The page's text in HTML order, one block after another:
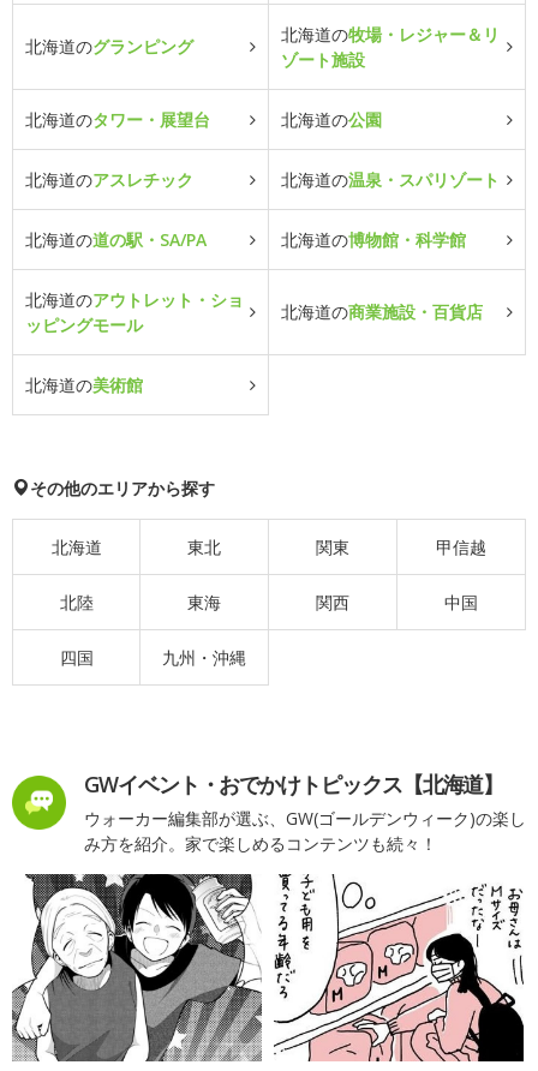
北海道のグランピング
北海道の牧場・レジャー＆リ
ゾート施設
北海道のタワー・展望台 北海道の公園
北海道のアスレチック 北海道の温泉・スパリゾート
北海道の道の駅・SA/PA 北海道の博物館・科学館
北海道のアウトレット・ショ
ッピングモール
北海道の商業施設・百貨店
北海道の美術館
その他のエリアから探す
北海道 東北 関東 甲信越
北陸 東海 関西 中国
四国 九州・沖縄
GWイベント・おでかけトピックス【北海道】
ウォーカー編集部が選ぶ、GW(ゴールデンウィーク)の楽し
み方を紹介。家で楽しめるコンテンツも続々！